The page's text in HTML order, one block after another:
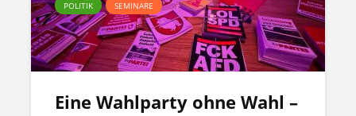
POLITIK
SEMINARE
Eine Wahlparty ohne Wahl –